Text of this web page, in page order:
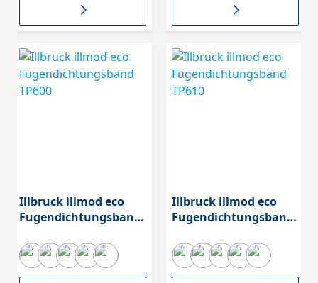
Illbruck illmod eco
Fugendichtungsband
Illbruck illmod eco
Fugendichtungsband